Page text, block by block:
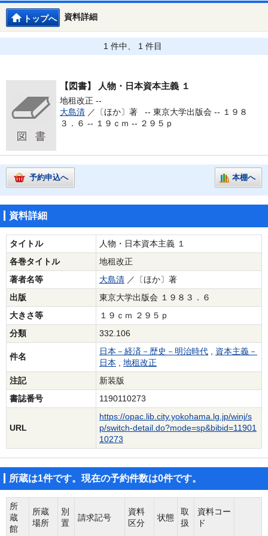
資料詳細
トップへ
1 件中、 1 件目
【図書】 人物・日本資本主義 １
地租改正 --
大島清 ／〔ほか〕著 -- 東京大学出版会 -- １９８
３．６ -- １９ｃｍ -- ２９５ｐ
予約申込へ 本棚へ
資料詳細
タイトル
人物・日本資本主義 １
各巻タイトル
地租改正
著者名等
大島清 ／〔ほか〕著
出版
東京大学出版会 １９８３．６
大きさ等
１９ｃｍ ２９５ｐ
分類
332.106
件名
日本－経済－歴史－明治時代 , 資本主義－
日本 , 地租改正
注記
新装版
書誌番号
1190110273
URL
https://opac.lib.city.yokohama.lg.jp/winj/s
p/switch-detail.do?mode=sp&bibid=11901
10273
所蔵は1件です。現在の予約件数は0件です。
所
蔵
館
所蔵
場所
別
置
請求記号
資料
区分
状態
取
扱
資料コー
ド